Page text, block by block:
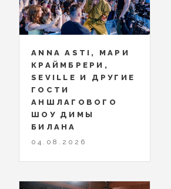
ANNA ASTI, МАРИ
КРАЙМБРЕРИ,
SEVILLE И ДРУГИЕ
ГОСТИ
АНШЛАГОВОГО
ШОУ ДИМЫ
БИЛАНА
04.08.2026